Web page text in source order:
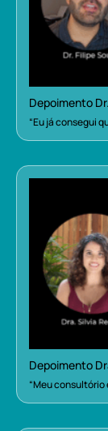
Depoimento
“Eu já consegui
Depoimento
“Meu consultório